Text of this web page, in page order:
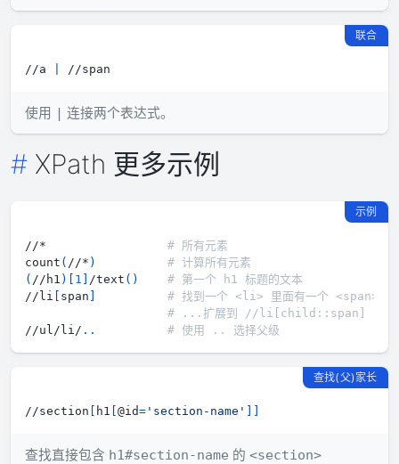
联合
//a
使用 | 连接两个表达式。
XPath 更多示例
示例
//* # 所有元素
count ( //* )
# 计算所有元素
( //h1 ) 1 /text ( )
# 第一个 h1 标题的文本
//li
span
# 找到一个 <li> 里面有一个 <span>
# ...扩展到 //li[child::span]
//ul/li/ .. # 使用 .. 选择父级
查找(父)家长
//section h1 @id= 'section-name'
查找直接包含 h1#section-name 的 <section>